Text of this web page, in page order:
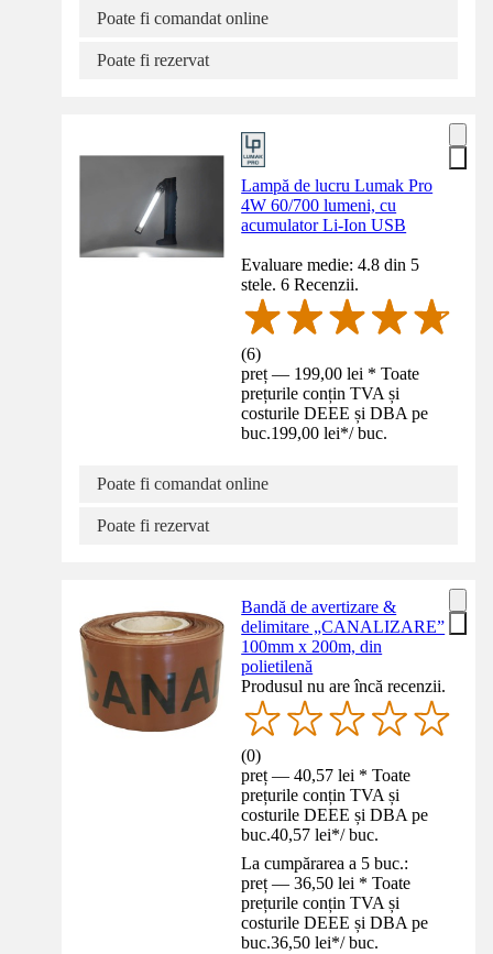
Poate fi comandat online
Poate fi rezervat
Lampă de lucru Lumak Pro
4W 60/700 lumeni, cu
acumulator Li-Ion USB
Evaluare medie: 4.8 din 5
stele. 6 Recenzii.
(6)
preț — 199,00 lei * Toate
prețurile conțin TVA și
costurile DEEE și DBA pe
buc.199,00 lei*/ buc.
Poate fi comandat online
Poate fi rezervat
Bandă de avertizare &
delimitare „CANALIZARE”
100mm x 200m, din
polietilenă
Produsul nu are încă recenzii.
(0)
preț — 40,57 lei * Toate
prețurile conțin TVA și
costurile DEEE și DBA pe
buc.40,57 lei*/ buc.
La cumpărarea a 5 buc.:
preț — 36,50 lei * Toate
prețurile conțin TVA și
costurile DEEE și DBA pe
buc.36,50 lei*/ buc.